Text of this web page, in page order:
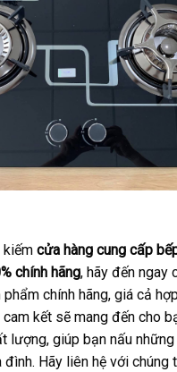
kiếm cửa hàng cung cấp
chính hãng, hãy đến ngay
chính hãng, giá cả
kết sẽ mang đến cho
lượng, giúp bạn nấu
đình. Hãy liên hệ với chúng